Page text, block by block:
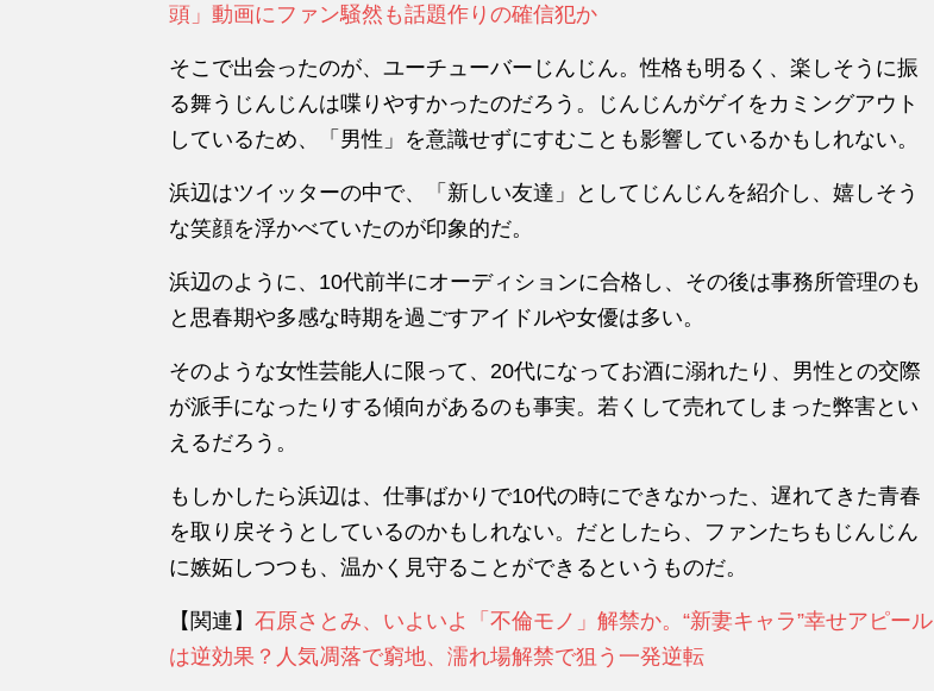
頭」動画にファン騒然も話題作りの確信犯か
そこで出会ったのが、ユーチューバーじんじん。性格も明るく、楽しそうに振
る舞うじんじんは喋りやすかったのだろう。じんじんがゲイをカミングアウト
しているため、「男性」を意識せずにすむことも影響しているかもしれない。
浜辺はツイッターの中で、「新しい友達」としてじんじんを紹介し、 嬉しそう
な笑顔を浮かべていたのが印象的だ。
浜辺のように、 10代前半にオーディションに合格し、その後は事務所管理のも
と思春期や多感な時期を過ごすアイドルや女優は多い。
そのような女性芸能人に限って、20代になってお酒に溺れたり、 男性との交際
が派手になったりする傾向があるのも事実。若くして売れてしまった弊害とい
えるだろう。
もしかしたら浜辺は、仕事ばかりで10代の時にできなかった、遅れてきた青春
を取り戻そうとしているのかもしれない。だとしたら、ファンたちもじんじん
に嫉妬しつつも、温かく見守ることができるというものだ。
【関連】 石原さとみ、いよいよ「不倫モノ」解禁か。“新妻キャラ”幸せアピール
は逆効果？人気凋落で窮地、濡れ場解禁で狙う一発逆転